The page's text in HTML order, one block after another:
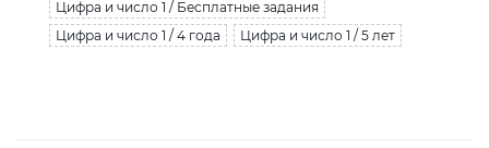
Цифра и число 1 / Бесплатные задания
Цифра и число 1 / 4 года
Цифра и число 1 / 5 лет